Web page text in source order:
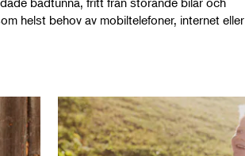
helst behov av mobiltelefoner, internet eller